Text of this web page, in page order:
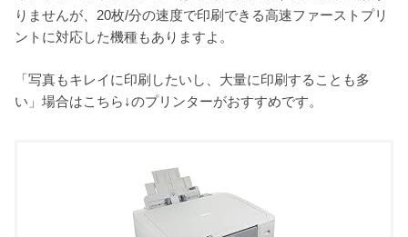
りませんが、20枚/分の速度で印刷できる高速ファーストプリ
ントに対応した機種もありますよ。
「写真もキレイに印刷したいし、大量に印刷することも多
い」場合はこちら↓のプリンターがおすすめです。